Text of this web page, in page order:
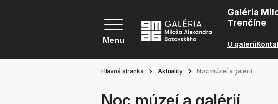
Menu
Galéria
Trenčíne
O galérii
Hlavná stránka Aktuality Noc múzeí a galérií